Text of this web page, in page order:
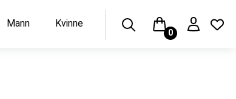
Mann Kvinne
0